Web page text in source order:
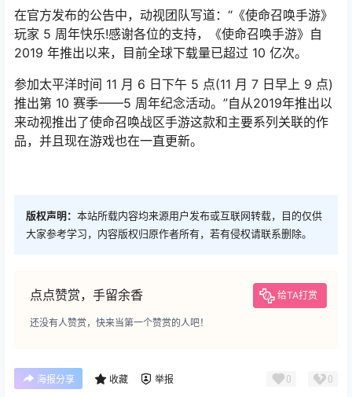
在官方发布的公告中，动视团队写道：“《使命召唤手游》
玩家 5 周年快乐!感谢各位的支持，《使命召唤手游》自
2019 年推出以来，目前全球下载量已超过 10 亿次。
参加太平洋时间 11 月 6 日下午 5 点(11 月 7 日早上 9 点)
推出第 10 赛季——5 周年纪念活动。”自从2019年推出以
来动视推出了使命召唤战区手游这款和主要系列关联的作
品，并且现在游戏也在一直更新。
版权声明： 本站所载内容均来源用户发布或互联网转载，目的仅供
大家参考学习，内容版权归原作者所有，若有侵权请联系删除。
点点赞赏，手留余香 给TA打赏
还没有人赞赏，快来当第一个赞赏的人吧！
海报分享 收藏 举报 0 0